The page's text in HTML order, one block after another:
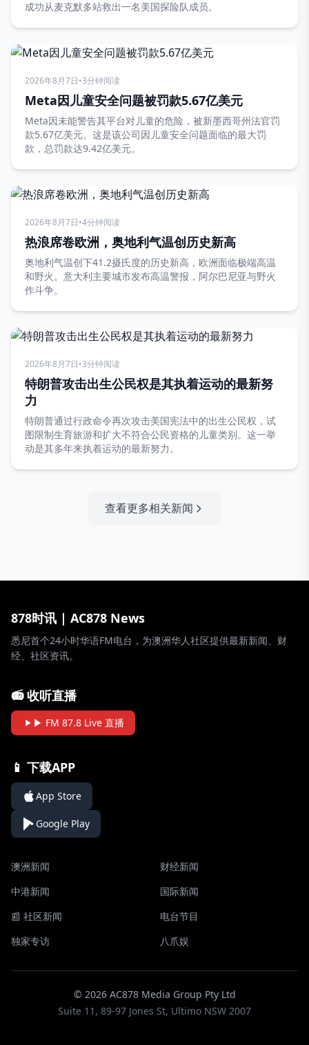
成功从麦克默多站救出一名美国探险队成员。
2026年8月7日•3分钟阅读
Meta因儿童安全问题被罚款5.67亿美元
Meta因未能警告其平台对儿童的危险，被新墨西哥州法官罚
款5.67亿美元。这是该公司因儿童安全问题面临的最大罚
款，总罚款达9.42亿美元。
2026年8月7日•4分钟阅读
热浪席卷欧洲，奥地利气温创历史新高
奥地利气温创下41.2摄氏度的历史新高，欧洲面临极端高温
和野火。意大利主要城市发布高温警报，阿尔巴尼亚与野火
作斗争。
2026年8月7日•3分钟阅读
特朗普攻击出生公民权是其执着运动的最新努
力
特朗普通过行政命令再次攻击美国宪法中的出生公民权，试
图限制生育旅游和扩大不符合公民资格的儿童类别。这一举
动是其多年来执着运动的最新努力。
查看更多相关新闻
878时讯 | AC878 News
悉尼首个24小时华语FM电台，为澳洲华人社区提供最新新闻、财
经、社区资讯。
📻 收听直播
▶ FM 87.8 Live 直播
📱 下载APP
App Store
Google Play
澳洲新闻
财经新闻
中港新闻
国际新闻
📰 社区新闻
电台节目
独家专访
八爪娱
© 2026 AC878 Media Group Pty Ltd
Suite 11, 89-97 Jones St, Ultimo NSW 2007